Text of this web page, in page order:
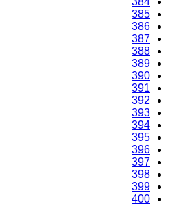
385
386
387
388
389
390
391
392
393
394
395
396
397
398
399
400